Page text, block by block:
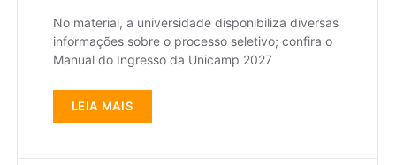
No material, a universidade disponibiliza diversas
informações sobre o processo seletivo; confira o
Manual do Ingresso da Unicamp 2027
LEIA MAIS